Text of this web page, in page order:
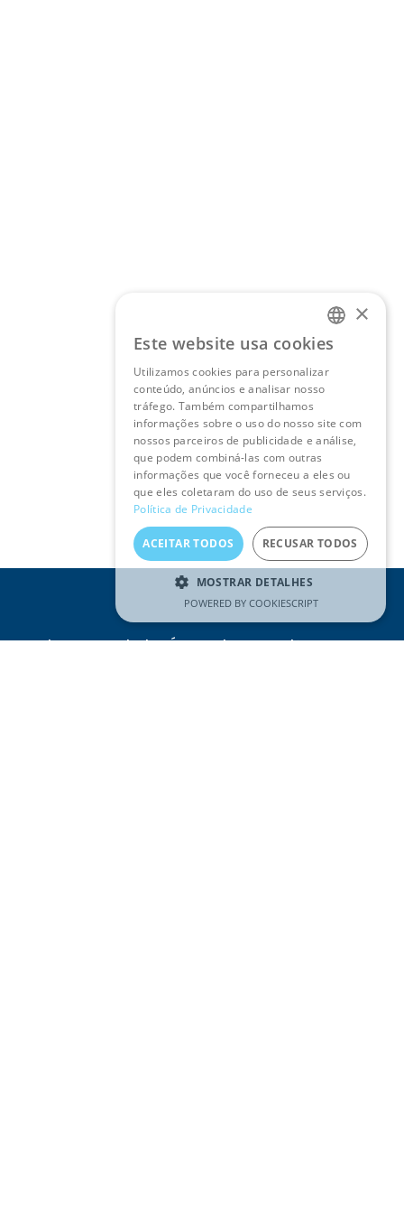
Receba as novidades Águas do Tejo Atlântico no seu
PORTUGUESE
×
Este website usa cookies
Utilizamos cookies para personalizar
conteúdo, anúncios e analisar nosso
tráfego. Também compartilhamos
informações sobre o uso do nosso site com
nossos parceiros de publicidade e análise,
que podem combiná-las com outras
informações que você forneceu a eles ou
que eles coletaram do uso de seus serviços.
Política de Privacidade
ACEITAR TODOS RECUSAR TODOS
MOSTRAR DETALHES
POWERED BY COOKIESCRIPT